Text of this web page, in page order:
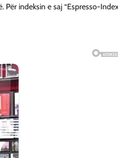
indeksin e saj “Espresso-